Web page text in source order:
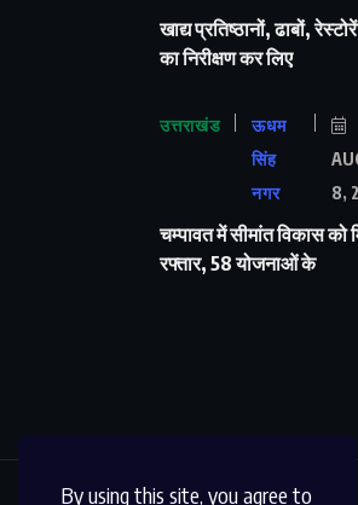
By using this site, you agree to
खाद्य प्रतिष्ठानों, ढाबों,
का निरीक्षण कर लिए
उत्तराखंड
ऊधम
सिंह
नगर
8,
चम्पावत में सीमांत विकास को
रफ्तार, 58 योजनाओं के